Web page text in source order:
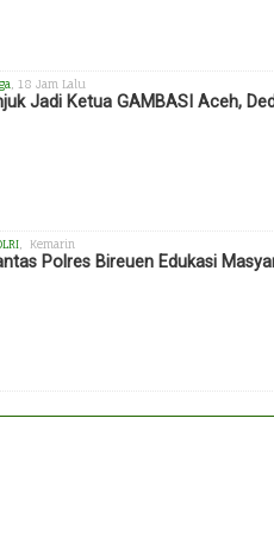
, 18 Jam Lalu
Jadi Ketua GAMBASI Aceh,
, Kemarin
Polres Bireuen Edukasi